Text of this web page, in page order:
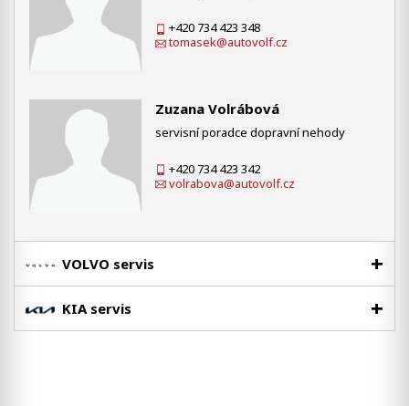
+420 734 423 348
tomasek@autovolf.cz
Zuzana Volrábová
servisní poradce dopravní nehody
+420 734 423 342
volrabova@autovolf.cz
VOLVO servis
KIA servis